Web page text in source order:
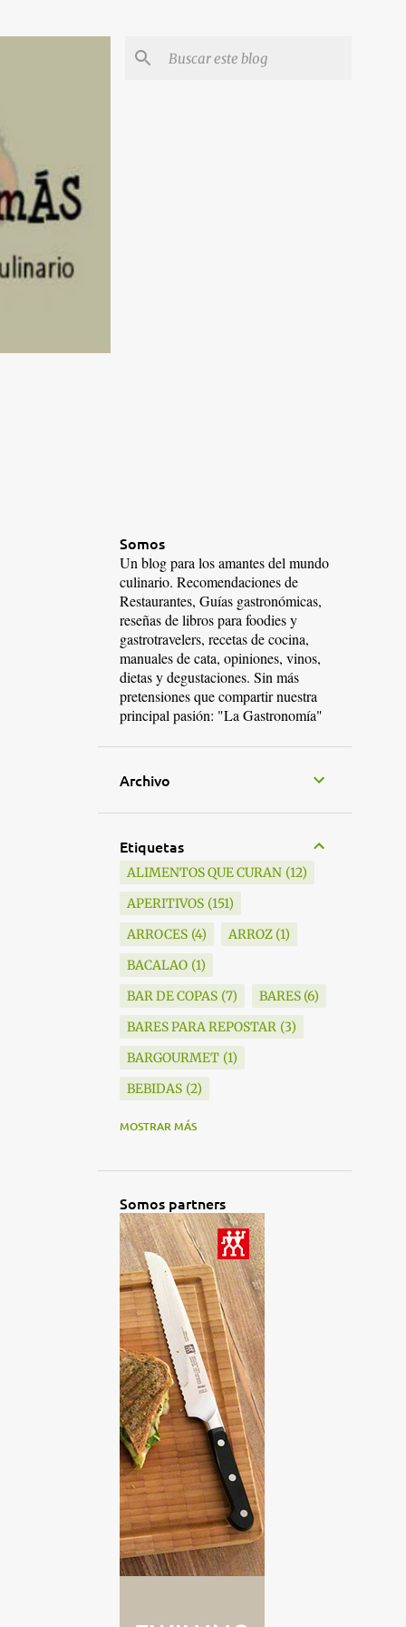
Somos
Un blog para los amantes del mundo
culinario. Recomendaciones de
Restaurantes, Guías gastronómicas,
reseñas de libros para foodies y
gastrotravelers, recetas de cocina,
manuales de cata, opiniones, vinos,
dietas y degustaciones. Sin más
pretensiones que compartir nuestra
principal pasión: "La Gastronomía"
Archivo
Etiquetas
ALIMENTOS QUE CURAN 12
APERITIVOS 151
ARROCES 4 ARROZ 1
BACALAO 1
BAR DE COPAS 7 BARES 6
BARES PARA REPOSTAR 3
BARGOURMET 1
BEBIDAS 2
6
BROWNIE 1 BURGUERS
CANAPES 2 CARNES
CATA DE ACEITES DE OLIVA
VIRGEN EXTRA
CATA DE AGUA 1
CATA DE CERVEZAS 15
CATA DE CHOCOLATES
CATA DE QUESO 3
CATA DE QUESOS 6
CATA DE RON 3
CATA DE VINOS 193
CATA DE WHISKY 2
CATA GINEBRA 2
MOSTRAR MÁS
Somos partners